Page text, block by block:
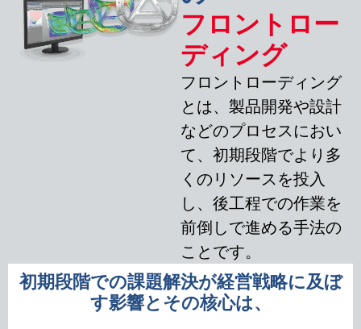
フロントロー
ディング
フロントローディング
とは、製品開発や設計
などのプロセスにおい
て、初期段階でより多
くのリソースを投入
し、後工程での作業を
前倒しで進める手法の
ことです。
初期段階での課題解決が経営戦略に及ぼ
す影響とその核心は、